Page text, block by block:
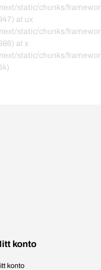
static/chunks/
at ux
static/chunks/
at x
static/chunks/
konto
konto